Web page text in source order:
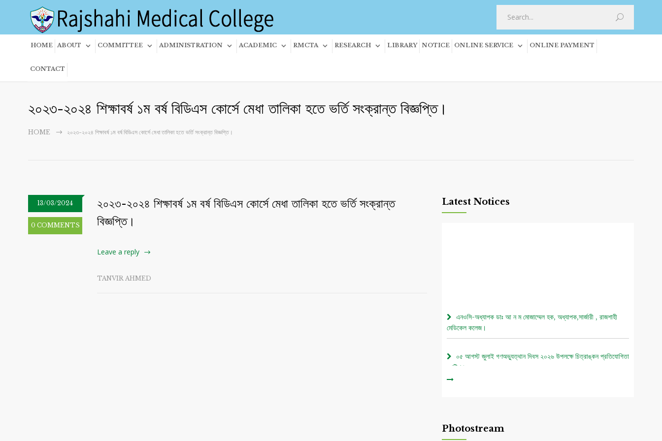
HOME ABOUT COMMITTEE ADMINISTRATION ACADEMIC RMCTA RESEARCH LIBRARY NOTICE ONLINE SERVICE ONLINE PAYMENT
CONTACT
২০২৩-২০২৪ ‍শিক্ষাবর্ষ ১ম বর্ষ বিডিএস কোর্সে মেধা তালিকা হতে ভর্তি সংক্রান্ত বিজ্ঞপ্তি।
HOME ২০২৩-২০২৪ ‍শিক্ষাবর্ষ ১ম বর্ষ বিডিএস কোর্সে মেধা তালিকা হতে ভর্তি সংক্রান্ত বিজ্ঞপ্তি।
13/03/2024
0 COMMENTS
২০২৩-২০২৪ ‍শিক্ষাবর্ষ ১ম বর্ষ বিডিএস কোর্সে মেধা তালিকা হতে ভর্তি সংক্রান্ত
বিজ্ঞপ্তি।
Leave a reply
TANVIR AHMED
Latest Notices
এনওসি-অধ্যাপক ডাঃ আ ন ম মোজাম্মেল হক, অধ্যাপক,সার্জারী , রাজশাহী
মেডিকেল কলেজ।
০৫ আগস্ট জুলাই গণঅভ্যুত্থান দিবস ২০২৬ উপলক্ষে চিত্রাঙ্কন প্রতিযোগিতা
নোটিশ।
এনওসি-ডাঃ শরিমিন সোবহান কাবেরী, প্রভাষক, ফরেনসিক মেডিসিন, রাজশাহী
Photostream